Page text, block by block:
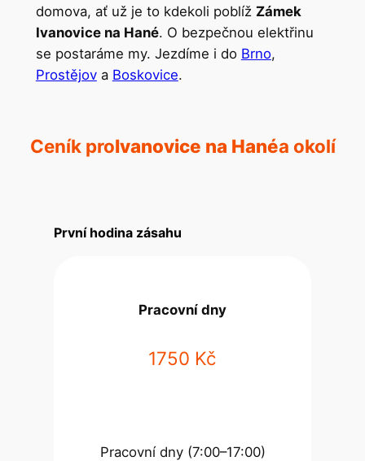
domova, ať už je to kdekoli poblíž Zámek
Ivanovice na Hané. O bezpečnou elektřinu
se postaráme my. Jezdíme i do Brno,
Prostějova Boskovice.
Ceník proIvanovice na Hanéa okolí
První hodina zásahu
Pracovní dny
1750 Kč
Pracovní dny (7:00–17:00)